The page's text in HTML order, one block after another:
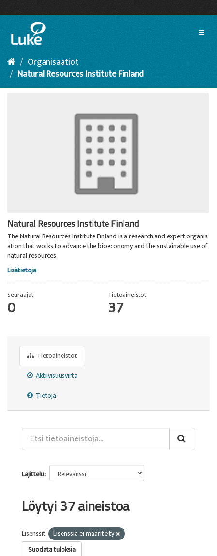
sisältöön
Organisaatiot
Natural Resources Institute Finland
Natural Resources Institute Finland
The Natural Resources Institute Finland is a research and expert organis
ation that works to advance the bioeconomy and the sustainable use of
natural resources.
Lisätietoja
Seuraajat
0
Tietoaineistot
37
Tietoaineistot
Aktiivisuusvirta
Tietoja
Lajittelu
Löytyi 37 aineistoa
Lisenssit:
Lisenssiä ei määritelty
Suodata tuloksia